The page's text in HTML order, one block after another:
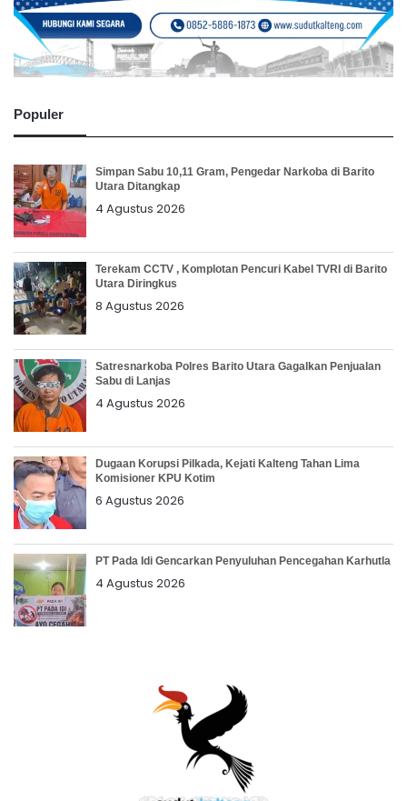
Populer
Simpan Sabu 10,11 Gram, Pengedar Narkoba di Barito
Utara Ditangkap
4 Agustus 2026
Terekam CCTV , Komplotan Pencuri Kabel TVRI di Barito
Utara Diringkus
8 Agustus 2026
Satresnarkoba Polres Barito Utara Gagalkan Penjualan
Sabu di Lanjas
4 Agustus 2026
Dugaan Korupsi Pilkada, Kejati Kalteng Tahan Lima
Komisioner KPU Kotim
6 Agustus 2026
PT Pada Idi Gencarkan Penyuluhan Pencegahan Karhutla
4 Agustus 2026